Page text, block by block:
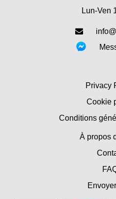
Lun-Ven
Privacy
Cookie
Conditions
À propos